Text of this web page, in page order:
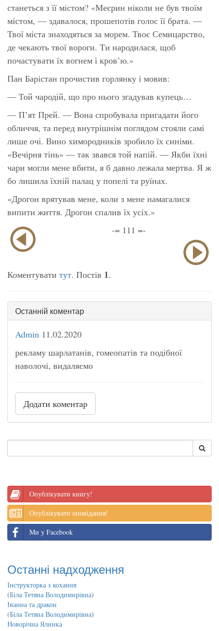
станеться з її містом? «Меєрин ніколи не був твоїм
містом, — здавалося, прошепотів голос її брата. —
Твої міста знаходяться за морем. Твоє Семицарство,
де чекають твої вороги. Ти народилася, щоб
почастувати їх вогнем і кров’ю.»
Пан Барістан прочистив горлянку і мовив:
— Той чародій, що про нього згадував купець…
— П’ят Прей. — Вона спробувала пригадати його
обличчя, та перед внутрішнім поглядом стояли самі
лише очі. Вино химородників зробило їх синіми.
«Вечірня тінь» — так звався той напій. — Якби їхні
чари могли мене вбити, я б давно лежала мертва. Я ж
бо лишила їхній палац у попелі та руїнах.
«Дрогон врятував мене, коли з мене намагалися
випити життя. Дрогон спалив їх усіх.»
-= 111 =-
Коментувати тут. Постів 1.
Останній коментар
Admin 11.02.2020
рекламу шарлатанів, гомеопатів та подібної
наволочі, видаляємо
Додати коментар
Опублікувати книгу!
Опублікувати оповідання!
Ми у Facebook
Останні надходження
Інструкторка з кохання
(Біла Тетяна Володимирівна)
Іванна та дракон
(Біла Тетяна Володимирівна)
Новорічна Ялинка